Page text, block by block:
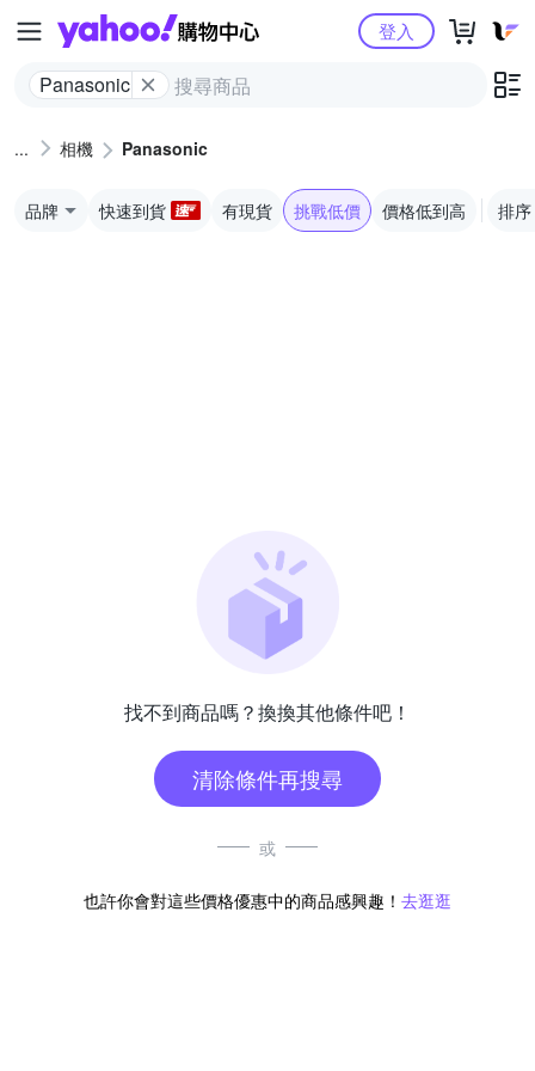
Yahoo購物中心
Panasonic
登入
相機 Panasonic
品牌 快速到貨 有現貨 挑戰低價 價格低到高 排序
找不到商品嗎？換換其他條件吧！
清除條件再搜尋
或
也許你會對這些價格優惠中的商品感興趣！ 去逛逛